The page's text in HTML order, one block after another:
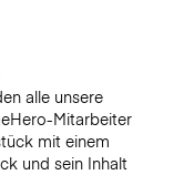
alle unsere
Mitarbeiter
mit einem
und sein Inhalt